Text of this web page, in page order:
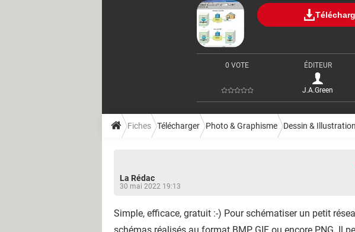
0 VOTE ÉDITEUR
J.A.Green
Fiches Télécharger Photo & Graphisme Dessin & Illustration
La Rédac
30 mai 2022 19:13
Simple, efficace, gratuit :-) Pour schématiser un petit